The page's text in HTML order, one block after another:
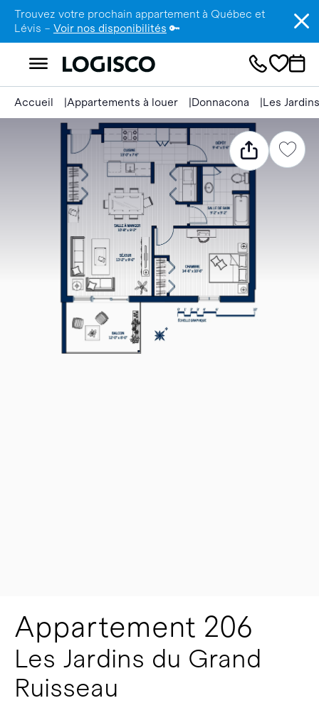
Trouvez votre prochain appartement à Québec et
Lévis – Voir nos disponibilités 🔑
Accueil Appartements à louer Donnacona Les
Appartement 206
Les Jardins du Grand
Ruisseau